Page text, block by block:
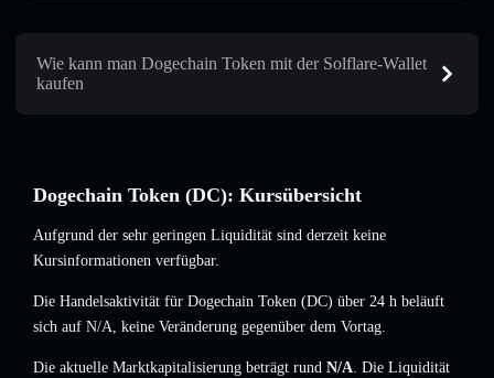
Wie kann man Dogechain Token mit der Solflare-Wallet
kaufen
Dogechain Token (DC): Kursübersicht
Aufgrund der sehr geringen Liquidität sind derzeit keine
Kursinformationen verfügbar.
Die Handelsaktivität für Dogechain Token (DC) über 24 h beläuft
sich auf N/A, keine Veränderung gegenüber dem Vortag.
Die aktuelle Marktkapitalisierung beträgt rund N/A. Die Liquidität